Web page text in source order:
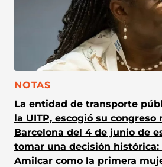
CATEGORÍA:
NOTAS
La entidad de transporte
la UITP, escogió su congreso
Barcelona del 4 de junio de
tomar una decisión histórica:
Amilcar como la primera